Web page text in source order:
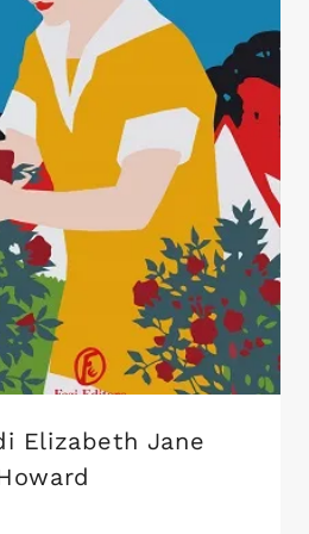
Elizabeth Jane